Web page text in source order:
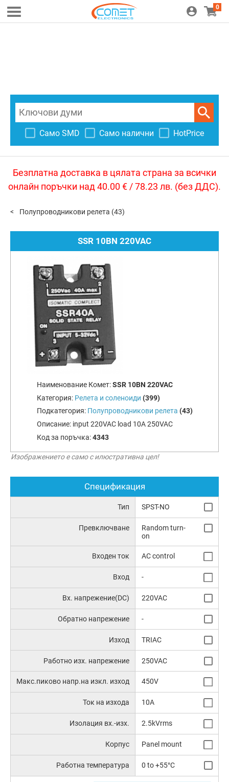
0
Само SMD Само налични HotPrice
Безплатна доставка в цялата страна за всички
онлайн поръчки над 40.00 € / 78.23 лв. (без ДДС).
Полупроводникови релета (43)
SSR 10BN 220VAC
Наименование Комет:SSR 10BN 220VAC
Категория: Релета и соленоиди (399)
Подкатегория: Полупроводникови релета (43)
Описание: input 220VAC load 10A 250VAC
Код за поръчка:4343
Изображението е само с илюстративна цел!
Спецификация
Тип SPST-NO
Превключване
Random turn-
on
Входен ток AC control
Вход -
Вх. напрежение(DC) 220VAC
Обратно напрежение -
Изход TRIAC
Работно изх. напрежение 250VAC
Макс.пиково напр.на изкл. изход 450V
Ток на изхода 10A
Изолация вх.-изх. 2.5kVrms
Корпус Panel mount
Работна температура 0 to +55°C